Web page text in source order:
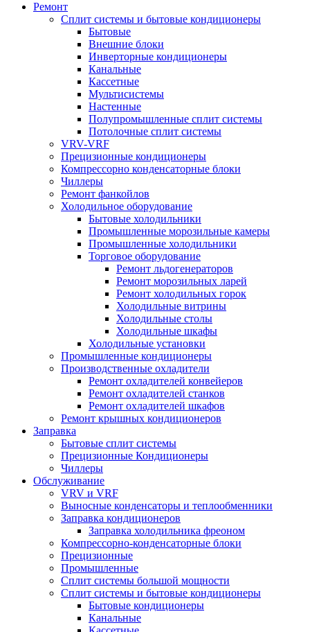
Ремонт
Сплит системы и бытовые кондиционеры
Бытовые
Внешние блоки
Инверторные кондиционеры
Канальные
Кассетные
Мультисистемы
Настенные
Полупромышленные сплит системы
Потолочные сплит системы
VRV-VRF
Прецизионные кондиционеры
Компрессорно конденсаторные блоки
Чиллеры
Ремонт фанкойлов
Холодильное оборудование
Бытовые холодильники
Промышленные морозильные камеры
Промышленные холодильники
Торговое оборудование
Ремонт льдогенераторов
Ремонт морозильных ларей
Ремонт холодильных горок
Холодильные витрины
Холодильные столы
Холодильные шкафы
Холодильные установки
Промышленные кондиционеры
Производственные охладители
Ремонт охладителей конвейеров
Ремонт охладителей станков
Ремонт охладителей шкафов
Ремонт крышных кондиционеров
Заправка
Бытовые сплит системы
Прецизионные Кондиционеры
Чиллеры
Обслуживание
VRV и VRF
Выносные конденсаторы и теплообменники
Заправка кондиционеров
Заправка холодильника фреоном
Компрессорно-конденсаторные блоки
Прецизионные
Промышленные
Сплит системы большой мощности
Сплит системы и бытовые кондиционеры
Бытовые кондиционеры
Канальные